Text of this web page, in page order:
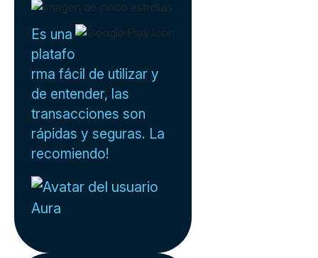
Es una
platafo
rma fácil de utilizar y
de entender, las
transacciones son
rápidas y seguras. La
recomiendo!
Aura